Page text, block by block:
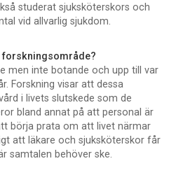
studerat sjuksköterskors och
vid allvarlig sjukdom.
men inte botande och upp till var
Forskning visar att dessa
i livets slutskede som de
bland annat på att personal är
börja prata om att livet närmar
att läkare och sjuksköterskor får
samtalen behöver ske.